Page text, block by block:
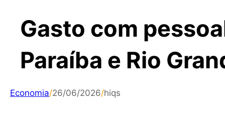
Gasto com
Paraíba e Rio
Economia/26/06/2026/hiqs